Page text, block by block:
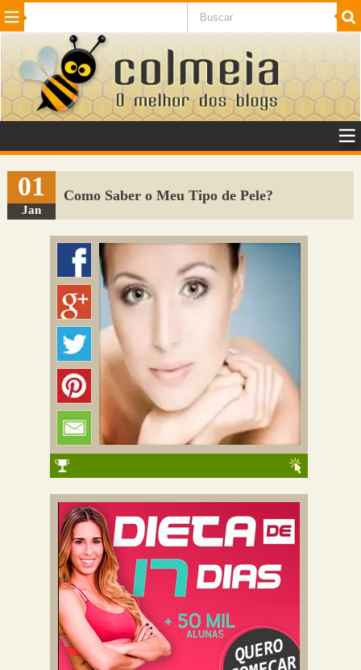
Beleza Cinema e TV
Internet Jogos NotÃ­cias SaÃºde
VeÃ­culos Adulto
Sugerir Link
Adicionar Blog
Colmeia Exchange
Perguntas Frequentes
01
Jan
Como Saber o Meu Tipo de Pele?